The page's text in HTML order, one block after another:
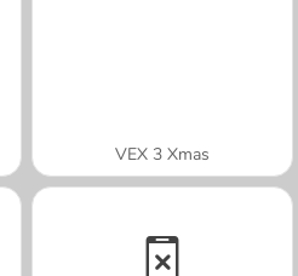
VEX 3 Xmas